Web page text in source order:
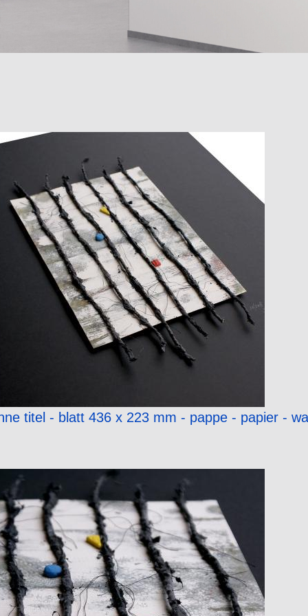
titel - blatt 436 x 223 mm - pappe - papier -